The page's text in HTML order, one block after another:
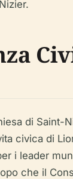
di Saint-
civica di
i leader
che il